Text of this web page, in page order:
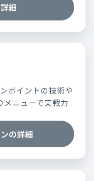
細
ポイントの技術や
メニューで実戦力
の詳細